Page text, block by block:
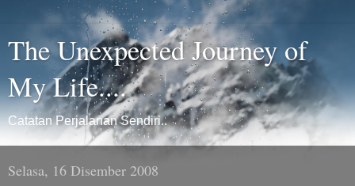
The Unexpected Journey of
My Life....
Catatan Perjalanan Sendiri..
Selasa, 16 Disember 2008